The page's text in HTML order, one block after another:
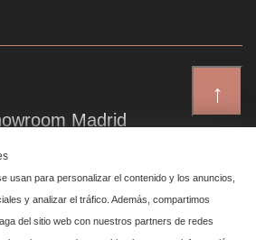
↑
Madrid
de Canalejas 6, 4 izq
Centro, 28014 Madrid
usan para personalizar el contenido y los anuncios,
y analizar el tráfico. Además, compartimos
del sitio web con nuestros partners de redes